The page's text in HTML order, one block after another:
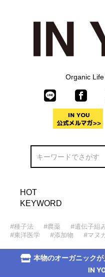
Organic
HOT
KEYWORD
#種子法 #農薬 #遺伝子組
#東洋医学
#添加物 #マヌ
本物のオーガニック
IN